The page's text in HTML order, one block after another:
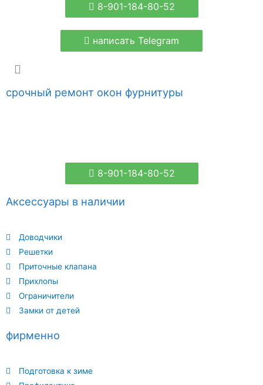
8-901-184-80-52
написать Telegram
фирменно
Подготовка к зиме
Аксессуары в наличии
Доводчики
Решетки
Приточные клапана
Прихлопы
Ограничители
Замки от детей
срочный ремонт окон фурнитуры
8-901-184-80-52